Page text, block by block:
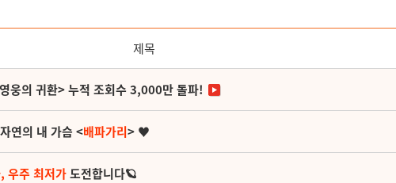
제목
웅의 귀환> 누적 조회수 3,000만 돌파!
연의 내 가슴 <배파가리> ♥
우주 최저가도전합니다🪐